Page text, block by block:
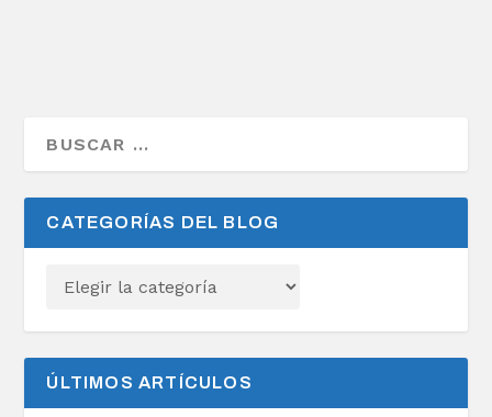
CATEGORÍAS DEL BLOG
ÚLTIMOS ARTÍCULOS